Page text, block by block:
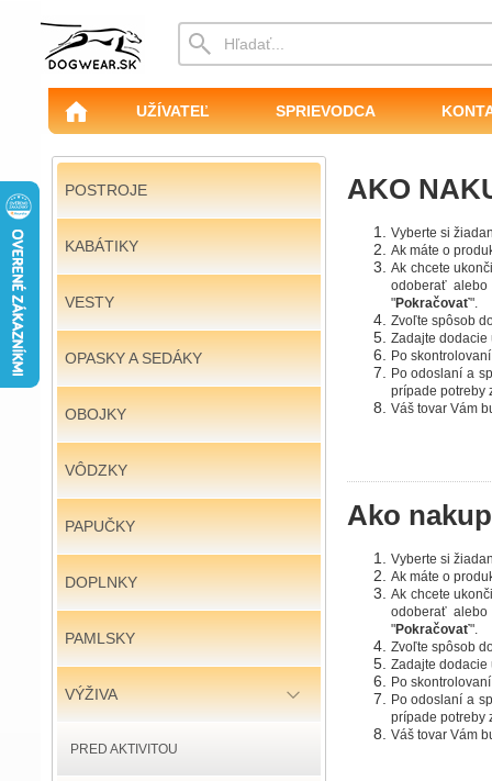
UŽÍVATEĽ SPRIEVODCA
POSTROJE
KABÁTIKY
VESTY
OPASKY A SEDÁKY
OBOJKY
VÔDZKY
PAPUČKY
DOPLNKY
PAMLSKY
VÝŽIVA
PRED AKTIVITOU
AKO
Vyberte si
Ak máte o
Ak chcete
odoberať
"Pokračovať".
Zvoľte spôsob
Zadajte dodacie
Po
Po odoslaní a
prípade potreby
Váš tovar Vám
Ako
Vyberte si
Ak máte o
Ak chcete
odoberať
"Pokračovať".
Zvoľte spôsob
Zadajte dodacie
Po
Po odoslaní a
prípade potreby
Váš tovar Vám